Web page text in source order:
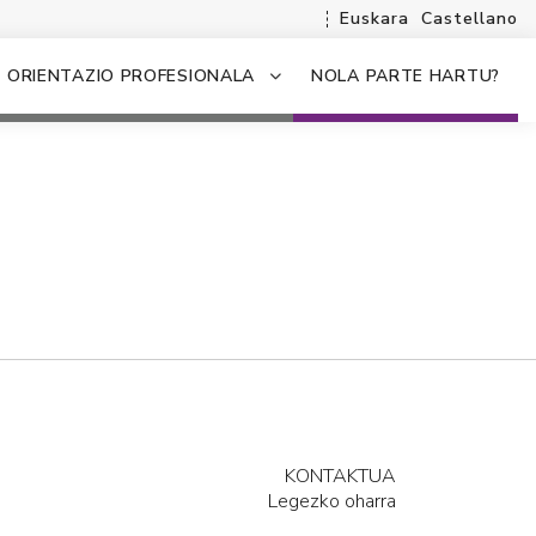
Euskara Castellano
ORIENTAZIO PROFESIONALA NOLA PARTE HARTU?
KONTAKTUA
Legezko oharra